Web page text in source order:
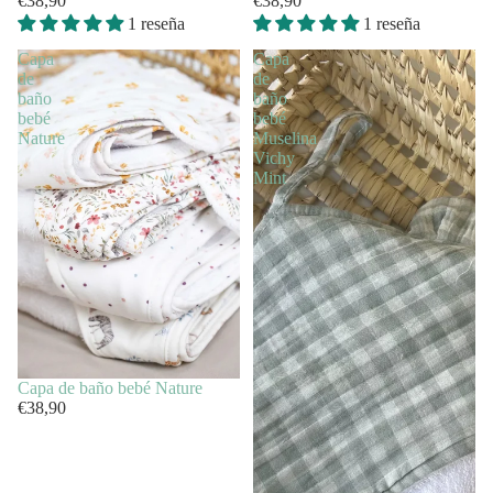
1 reseña
1 reseña
Capa
de
baño
bebé
Nature
Capa de baño bebé Nature
€38,90
Capa
de
baño
bebé
Muselina
Vichy
Mint